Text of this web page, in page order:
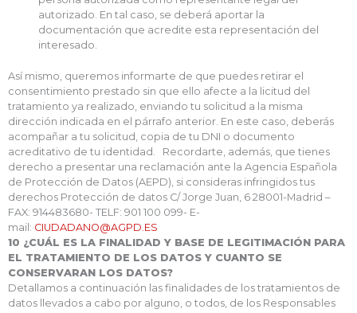
autorizado. En tal caso, se deberá aportar la
documentación que acredite esta representación del
interesado.
Así mismo, queremos informarte de que puedes retirar el
consentimiento prestado sin que ello afecte a la licitud del
tratamiento ya realizado, enviando tu solicitud a la misma
dirección indicada en el párrafo anterior. En este caso, deberás
acompañar a tu solicitud, copia de tu DNI o documento
acreditativo de tu identidad. Recordarte, además, que tienes
derecho a presentar una reclamación ante la Agencia Española
de Protección de Datos (AEPD), si consideras infringidos tus
derechos Protección de datos C/ Jorge Juan, 6 28001-Madrid –
FAX: 914483680- TELF: 901 100 099- E-
mail: CIUDADANO@AGPD.ES
10 ¿CUÁL ES LA FINALIDAD Y BASE DE LEGITIMACIÓN PARA
EL TRATAMIENTO DE LOS DATOS Y CUANTO SE
CONSERVARAN LOS DATOS?
Detallamos a continuación las finalidades de los tratamientos de
datos llevados a cabo por alguno, o todos, de los Responsables